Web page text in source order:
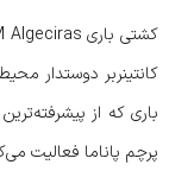
باری که از
پرچم پاناما فعالیت